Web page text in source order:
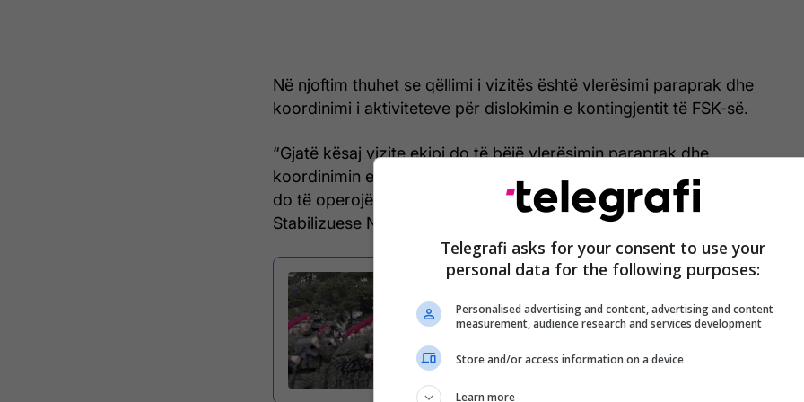
Në njoftim thuhet se qëllimi i vizitës është vlerësimi paraprak dhe
koordinimi i aktiviteteve për dislokimin e kontingjentit të FSK-së.
“Gjatë kësaj vizite ekipi do të bëjë vlerësimin paraprak dhe
koordinimin e aktiviteteve të dislokimit për kontigjentin e FSK-së, që
do të operojë në kuadër të misionit paqeruajtës të Forcave
Stabilizuese Ndërkombëtare (ISF) në Gaza", thuhet në njoftim.
Autorizohet dërgimi i trupave të FSK-së
në operacion ndërkombëtar paqeruajtës
Telegrafi asks for your consent to use your
personal data for the following purposes:
Personalised advertising and content, advertising and content
measurement, audience research and services development
Store and/or access information on a device
Learn more